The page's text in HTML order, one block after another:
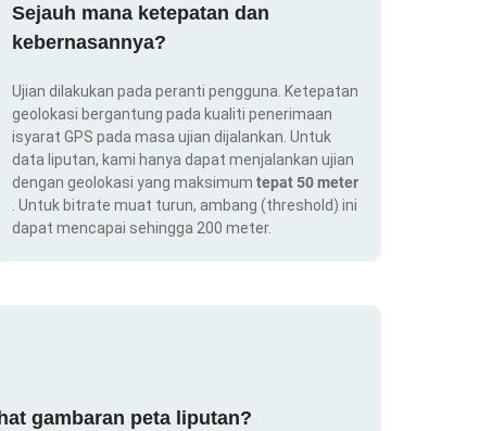
Sejauh mana ketepatan dan
kebernasannya?
Ujian dilakukan pada peranti pengguna. Ketepatan
geolokasi bergantung pada kualiti penerimaan
isyarat GPS pada masa ujian dijalankan. Untuk
data liputan, kami hanya dapat menjalankan ujian
dengan geolokasi yang maksimum tepat 50 meter
. Untuk bitrate muat turun, ambang (threshold) ini
dapat mencapai sehingga 200 meter.
gambaran peta liputan?